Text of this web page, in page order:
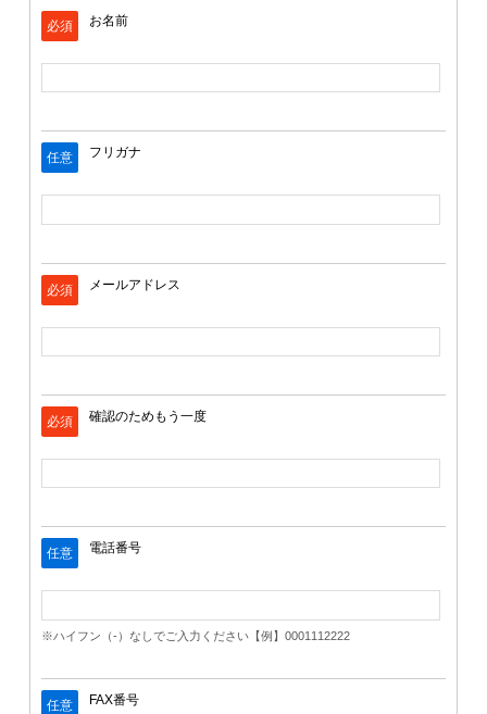
必須 お名前
任意 フリガナ
必須 メールアドレス
必須 確認のためもう一度
任意 電話番号
※ハイフン（-）なしでご入力ください【例】0001112222
任意 FAX番号